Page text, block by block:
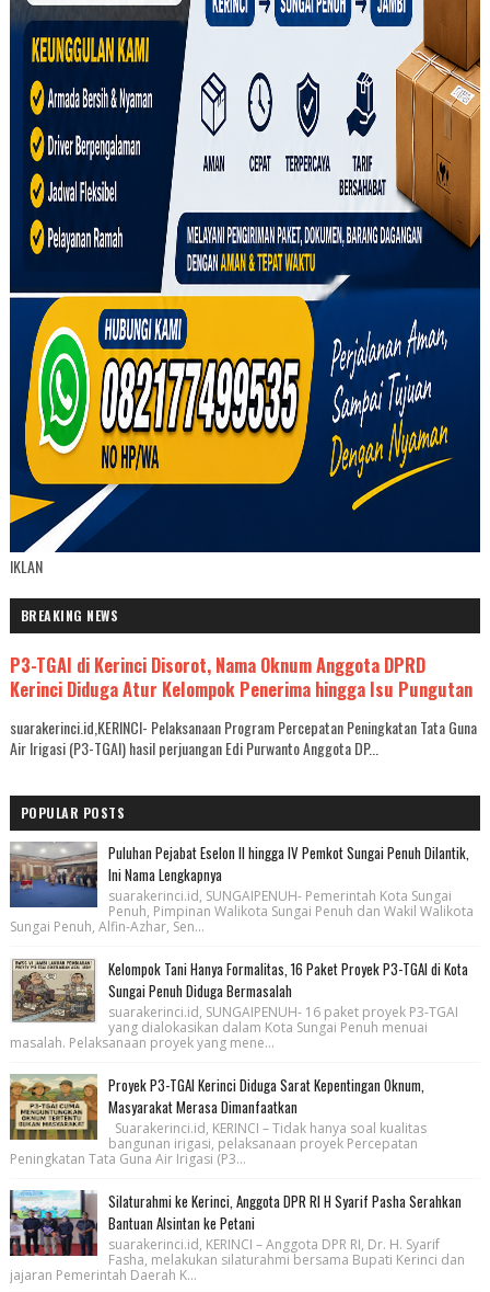
IKLAN
BREAKING NEWS
P3-TGAI di Kerinci Disorot, Nama Oknum Anggota DPRD
Kerinci Diduga Atur Kelompok Penerima hingga Isu Pungutan
suarakerinci.id,KERINCI- Pelaksanaan Program Percepatan Peningkatan Tata Guna
Air Irigasi (P3-TGAI) hasil perjuangan Edi Purwanto Anggota DP...
POPULAR POSTS
Puluhan Pejabat Eselon II hingga IV Pemkot Sungai Penuh Dilantik,
Ini Nama Lengkapnya
suarakerinci.id, SUNGAIPENUH- Pemerintah Kota Sungai
Penuh, Pimpinan Walikota Sungai Penuh dan Wakil Walikota
Sungai Penuh, Alfin-Azhar, Sen...
Kelompok Tani Hanya Formalitas, 16 Paket Proyek P3-TGAI di Kota
Sungai Penuh Diduga Bermasalah
suarakerinci.id, SUNGAIPENUH- 16 paket proyek P3-TGAI
yang dialokasikan dalam Kota Sungai Penuh menuai
masalah. Pelaksanaan proyek yang mene...
Proyek P3-TGAI Kerinci Diduga Sarat Kepentingan Oknum,
Masyarakat Merasa Dimanfaatkan
Suarakerinci.id, KERINCI – Tidak hanya soal kualitas
bangunan irigasi, pelaksanaan proyek Percepatan
Peningkatan Tata Guna Air Irigasi (P3...
Silaturahmi ke Kerinci, Anggota DPR RI H Syarif Pasha Serahkan
Bantuan Alsintan ke Petani
suarakerinci.id, KERINCI – Anggota DPR RI, Dr. H. Syarif
Fasha, melakukan silaturahmi bersama Bupati Kerinci dan
jajaran Pemerintah Daerah K...